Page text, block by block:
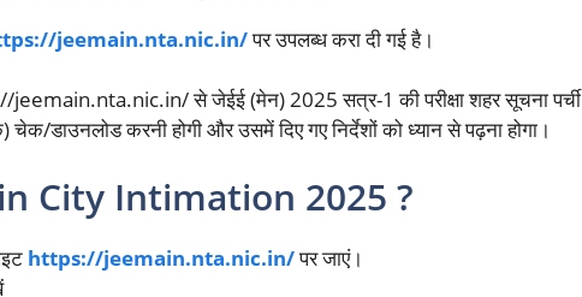
jeemain.nta.nic.in/पर उपलब्ध करा दी गई है।
jeemain.nta.nic.in/ से जेईई (मेन) 2025 सत्र-1 की परीक्षा शहर सूचना पर्ची
डाउनलोड करनी होगी और उसमें दिए गए निर्देशों को ध्यान से पढ़ना होगा।
City Intimation 2025 ?
https://jeemain.nta.nic.in/पर जाएं।